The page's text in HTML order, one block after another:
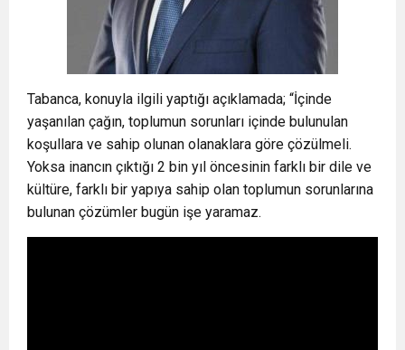
Tabanca, konuyla ilgili yaptığı açıklamada; “İçinde
yaşanılan çağın, toplumun sorunları içinde bulunulan
koşullara ve sahip olunan olanaklara göre çözülmeli.
Yoksa inancın çıktığı 2 bin yıl öncesinin farklı bir dile ve
kültüre, farklı bir yapıya sahip olan toplumun sorunlarına
bulunan çözümler bugün işe yaramaz.